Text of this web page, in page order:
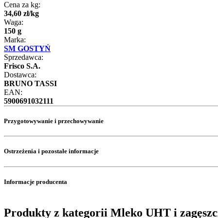
Cena za kg:
34,60 zł/kg
Waga:
150 g
Marka:
SM GOSTYŃ
Sprzedawca:
Frisco S.A.
Dostawca:
BRUNO TASSI
EAN:
5900691032111
Przygotowywanie i przechowywanie
Ostrzeżenia i pozostałe informacje
Informacje producenta
Produkty z kategorii Mleko UHT i